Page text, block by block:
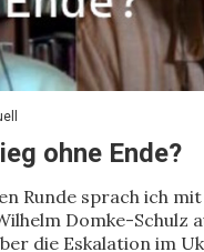
ohne Ende?
Runde sprach ich
Domke-Schulz
die Eskalation im